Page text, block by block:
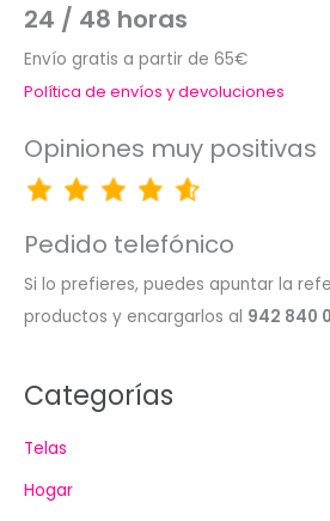
24 / 48 horas
Envío gratis a partir de 65€
Política de envíos y devoluciones
Opiniones muy positivas
Pedido telefónico
Si lo prefieres, puedes apuntar la
productos y encargarlos al 942 840
Categorías
Telas
Hogar